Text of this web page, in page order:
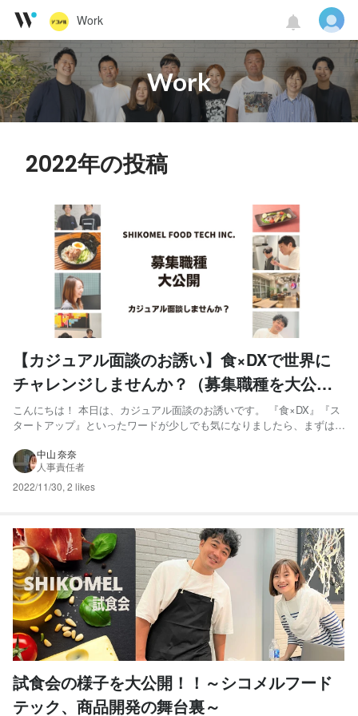
Work
Work
2022年の投稿
【カジュアル面談のお誘い】食×DXで世界に
チャレンジしませんか？（募集職種を大公
開！）
こんにちは！ 本日は、カジュアル面談のお誘いです。 『食×DX』『ス
タートアップ』といったワードが少しでも気になりましたら、まずは一
面談って何だ？という方もいらっしゃると思いますので、今回は、面接
との違いを簡単に説明したいと思います。 募集職種を大公...
中山 奈奈
人事責任者
2022/11/30, 2 likes
試食会の様子を大公開！！～シコメルフード
テック、商品開発の舞台裏～